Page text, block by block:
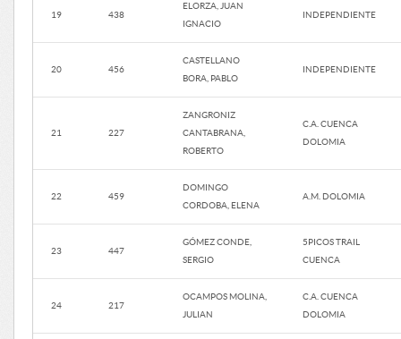
19 438
ELORZA, JUAN
IGNACIO
INDEPENDIENTE
20 456
CASTELLANO
BORA, PABLO
INDEPENDIENTE
21 227
ZANGRONIZ
CANTABRANA,
ROBERTO
C.A. CUENCA
DOLOMIA
22 459
DOMINGO
CORDOBA, ELENA
A.M. DOLOMIA
23 447
GÓMEZ CONDE,
SERGIO
5PICOS TRAIL
CUENCA
24 217
OCAMPOS MOLINA,
JULIAN
C.A. CUENCA
DOLOMIA